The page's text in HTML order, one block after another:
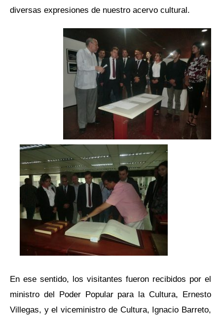
diversas expresiones de nuestro acervo cultural.
En ese sentido, los visitantes fueron recibidos por el
ministro del Poder Popular para la Cultura, Ernesto
Villegas, y el viceministro de Cultura, Ignacio Barreto,